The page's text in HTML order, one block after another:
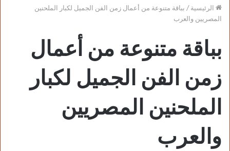
الرئيسية/بباقة متنوعة من أعمال زمن الفن الجميل لكبار الملحنين
المصريين والعرب
بباقة متنوعة من أعمال
زمن الفن الجميل لكبار
الملحنين المصريين
والعرب